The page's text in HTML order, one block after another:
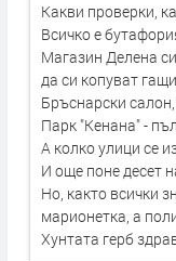
Какви проверки,
Всичко е
Магазин Делена
да си копуват
Бръснарски
Парк "Кенана" -
А колко улици се
И още поне десет
Но, както всички
марионетка, а
Хунтата герб